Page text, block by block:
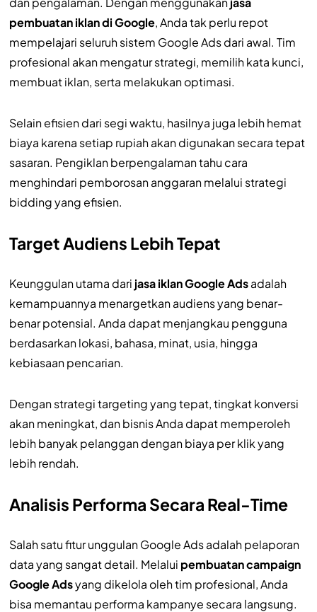
pembuatan iklan di Google, Anda tak perlu repot
mempelajari seluruh sistem Google Ads dari awal. Tim
profesional akan mengatur strategi, memilih kata kunci,
membuat iklan, serta melakukan optimasi.
Selain efisien dari segi waktu, hasilnya juga lebih hemat
biaya karena setiap rupiah akan digunakan secara tepat
sasaran. Pengiklan berpengalaman tahu cara
menghindari pemborosan anggaran melalui strategi
bidding yang efisien.
Target Audiens Lebih Tepat
Keunggulan utama dari jasa iklan Google Adsadalah
kemampuannya menargetkan audiens yang benar-
benar potensial. Anda dapat menjangkau pengguna
berdasarkan lokasi, bahasa, minat, usia, hingga
kebiasaan pencarian.
Dengan strategi targeting yang tepat, tingkat konversi
akan meningkat, dan bisnis Anda dapat memperoleh
lebih banyak pelanggan dengan biaya per klik yang
lebih rendah.
Analisis Performa Secara Real-Time
Salah satu fitur unggulan Google Ads adalah pelaporan
data yang sangat detail. Melalui pembuatan campaign
Google Adsyang dikelola oleh tim profesional, Anda
bisa memantau performa kampanye secara langsung.